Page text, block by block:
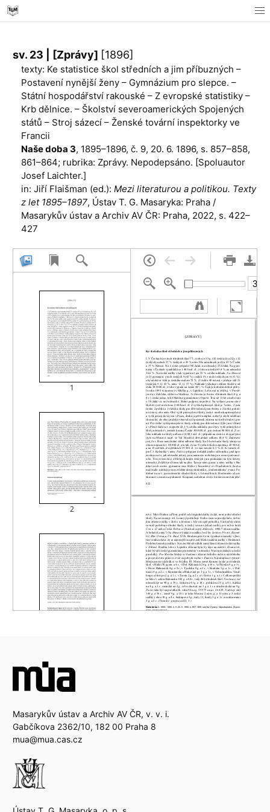
sv. 23 | [Zprávy] [1896]
texty: Ke statistice škol středních a jim příbuzných –
Postavení nynější ženy – Gymnázium pro slepce. –
Státní hospodářství rakouské – Z evropské statistiky –
Krb dělnice. – Školství severoamerických Spojených
států – Stroj sázecí – Ženské tovární inspektorky ve
Francii
Naše doba 3, 1895–1896, č. 9, 20. 6. 1896, s. 857–858,
861–864; rubrika: Zprávy. Nepodepsáno. [Spolu­autor
Josef Laichter.]
in: Jiří Flaišman (ed.): Mezi literaturou a politikou. Texty
z let 1895–1897, Ústav T. G. Masaryka: Praha /
Masarykův ústav a Archiv AV ČR: Praha, 2022, s. 422–
427
Masarykův ústav a Archiv AV ČR, v. v. i.
Gabčíkova 2362/10, 182 00 Praha 8
mua@mua.cas.cz